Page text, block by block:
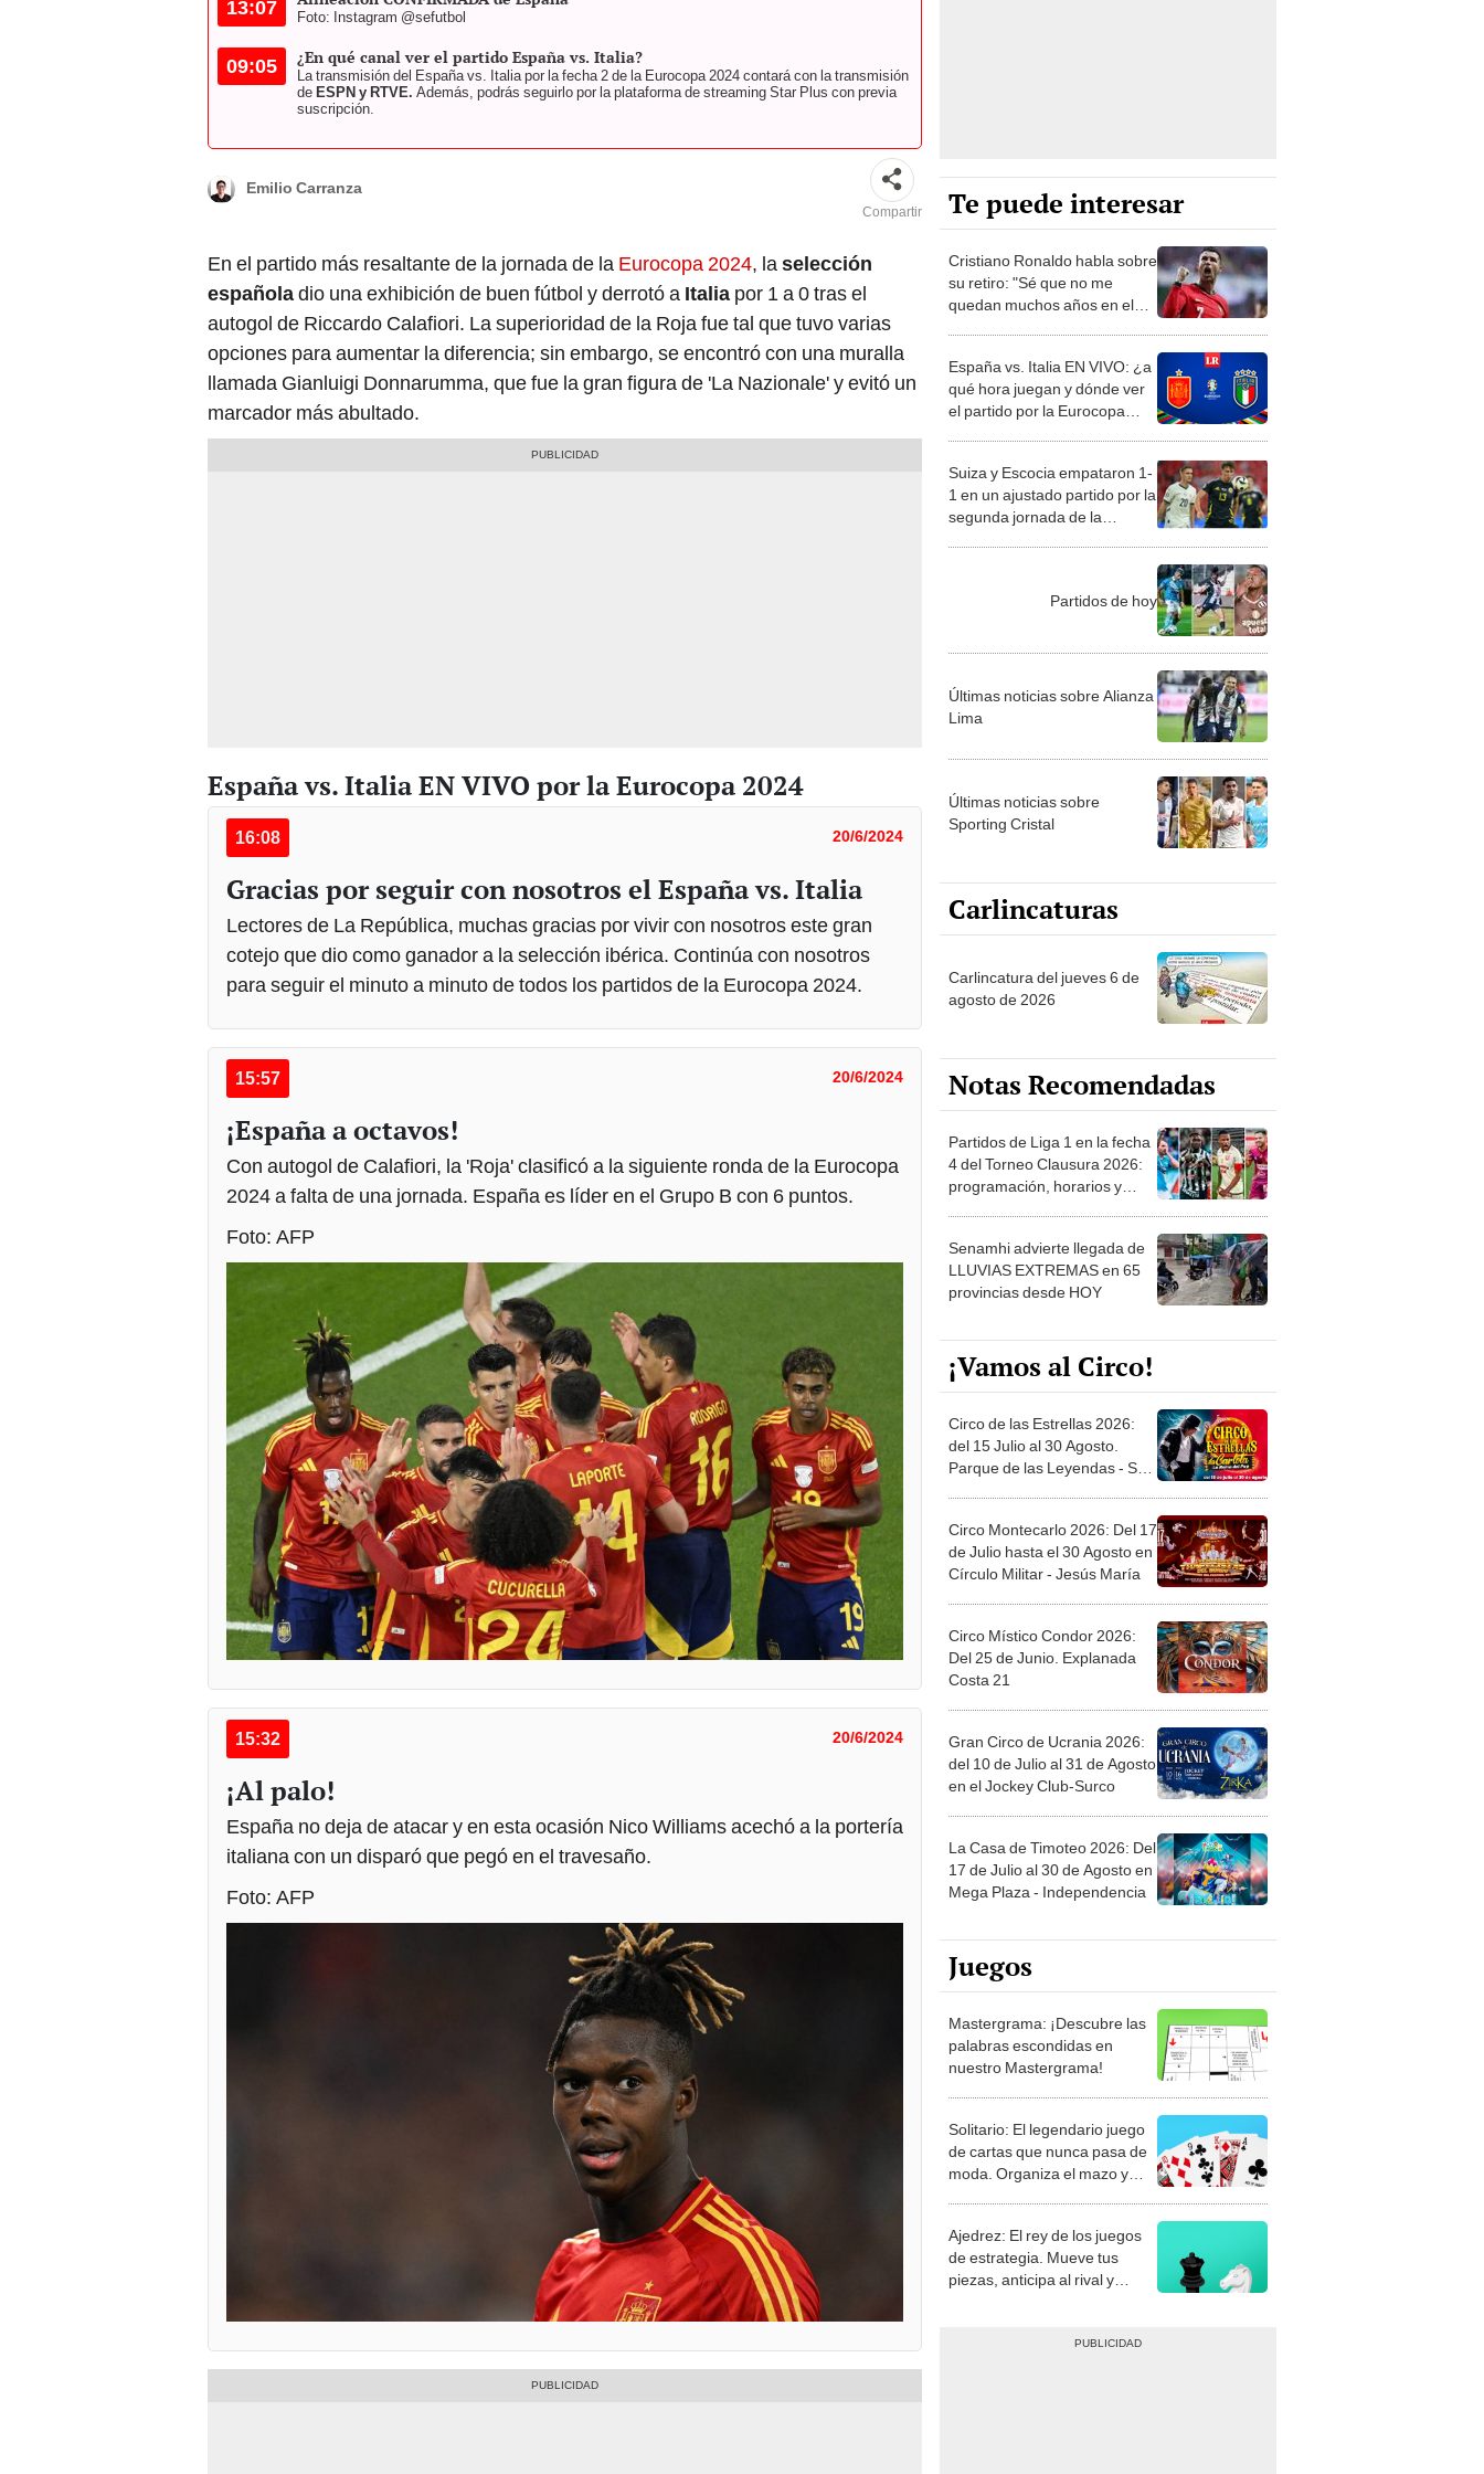
13:07 Foto: Instagram @sefutbol
09:05 ¿En qué canal ver el partido España vs. Italia?
La transmisión del España vs. Italia por la fecha 2 de la Eurocopa 2024 contará con la transmisión
de ESPN y RTVE. Además, podrás seguirlo por la plataforma de streaming Star Plus con previa
suscripción.
Emilio Carranza
Compartir
En el partido más resaltante de la jornada de la Eurocopa 2024, la selección
españoladio una exhibición de buen fútbol y derrotó a Italia por 1 a 0 tras el
autogol de Riccardo Calafiori. La superioridad de la Roja fue tal que tuvo varias
opciones para aumentar la diferencia; sin embargo, se encontró con una muralla
llamada Gianluigi Donnarumma, que fue la gran figura de 'La Nazionale' y evitó un
marcador más abultado.
España vs. Italia EN VIVO por la Eurocopa 2024
16:08 20/6/2024
Gracias por seguir con nosotros el España vs. Italia
Lectores de La República, muchas gracias por vivir con nosotros este gran
cotejo que dio como ganador a la selección ibérica. Continúa con nosotros
para seguir el minuto a minuto de todos los partidos de la Eurocopa 2024.
15:57 20/6/2024
¡España a octavos!
Con autogol de Calafiori, la 'Roja' clasificó a la siguiente ronda de la Eurocopa
2024 a falta de una jornada. España es líder en el Grupo B con 6 puntos.
Foto: AFP
15:32 20/6/2024
¡Al palo!
España no deja de atacar y en esta ocasión Nico Williams acechó a la portería
italiana con un disparó que pegó en el travesaño.
Foto: AFP
Te puede interesar
Cristiano Ronaldo habla sobre
su retiro: "Sé que no me
quedan muchos años en el
España vs. Italia EN VIVO: ¿a
qué hora juegan y dónde ver
el partido por la Eurocopa
Suiza y Escocia empataron 1-
1 en un ajustado partido por la
segunda jornada de la
Partidos de hoy
Últimas noticias sobre Alianza
Lima
Últimas noticias sobre
Sporting Cristal
Carlincaturas
Carlincatura del jueves 6 de
agosto de 2026
Notas Recomendadas
Partidos de Liga 1 en la fecha
4 del Torneo Clausura 2026:
programación, horarios y
Senamhi advierte llegada de
LLUVIAS EXTREMAS en 65
provincias desde HOY
¡Vamos al Circo!
Circo de las Estrellas 2026:
del 15 Julio al 30 Agosto.
Parque de las Leyendas - San
Circo Montecarlo 2026: Del 17
de Julio hasta el 30 Agosto en
Círculo Militar - Jesús María
Circo Místico Condor 2026:
Del 25 de Junio. Explanada
Costa 21
Gran Circo de Ucrania 2026:
del 10 de Julio al 31 de Agosto
en el Jockey Club-Surco
La Casa de Timoteo 2026: Del
17 de Julio al 30 de Agosto en
Mega Plaza - Independencia
Juegos
Mastergrama: ¡Descubre las
palabras escondidas en
nuestro Mastergrama!
Solitario: El legendario juego
de cartas que nunca pasa de
moda. Organiza el mazo y
Ajedrez: El rey de los juegos
de estrategia. Mueve tus
piezas, anticipa al rival y